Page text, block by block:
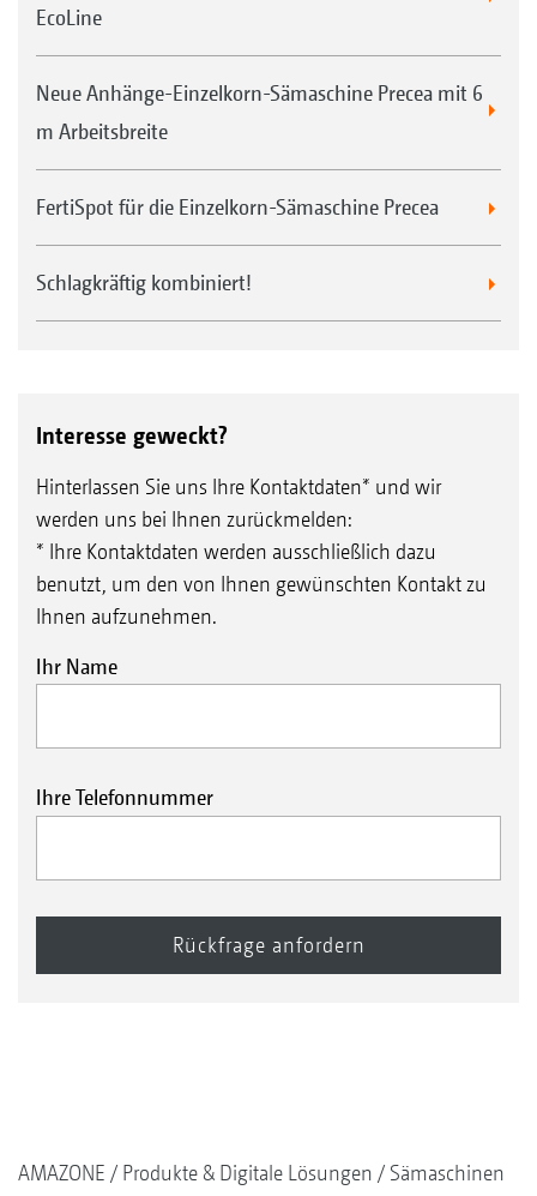
EcoLine
Neue Anhänge-Einzelkorn-Sämaschine Precea mit 6
m Arbeitsbreite
FertiSpot für die Einzelkorn-Sämaschine Precea
Schlagkräftig kombiniert!
Interesse geweckt?
Hinterlassen Sie uns Ihre Kontaktdaten* und wir
werden uns bei Ihnen zurückmelden:
* Ihre Kontaktdaten werden ausschließlich dazu
benutzt, um den von Ihnen gewünschten Kontakt zu
Ihnen aufzunehmen.
Ihr Name
Ihre Telefonnummer
AMAZONE Produkte & Digitale Lösungen
Sämaschinen